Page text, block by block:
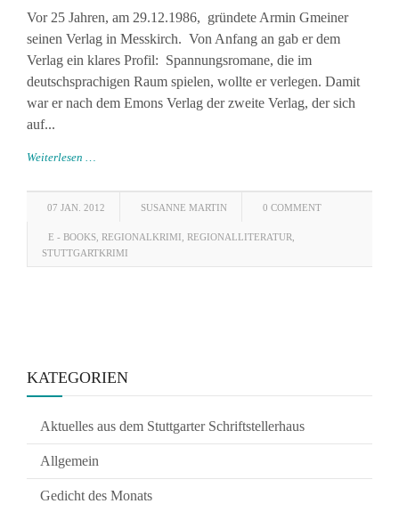
Vor 25 Jahren, am 29.12.1986, gründete Armin Gmeiner
seinen Verlag in Messkirch. Von Anfang an gab er dem
Verlag ein klares Profil: Spannungsromane, die im
deutschsprachigen Raum spielen, wollte er verlegen. Damit
war er nach dem Emons Verlag der zweite Verlag, der sich
auf...
Weiterlesen …
07 JAN. 2012 SUSANNE MARTIN 0 COMMENT
E - BOOKS REGIONALKRIMI REGIONALLITERATUR
STUTTGARTKRIMI
KATEGORIEN
Aktuelles aus dem Stuttgarter Schriftstellerhaus
Allgemein
Gedicht des Monats